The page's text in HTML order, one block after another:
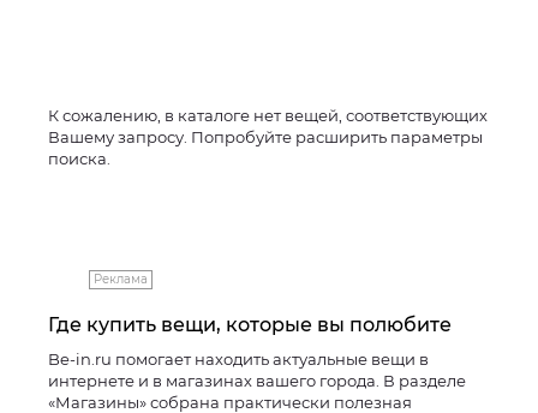
К сожалению, в каталоге нет вещей, соответствующих
Вашему запросу. Попробуйте расширить параметры
поиска.
Реклама
Где купить вещи, которые вы полюбите
Be-in.ru помогает находить актуальные вещи в
интернете и в магазинах вашего города. В разделе
«Магазины» собрана практически полезная